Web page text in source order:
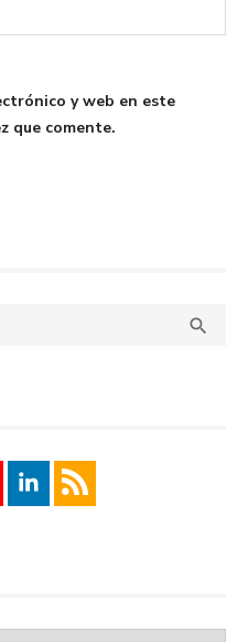
y web en este
que comente.
